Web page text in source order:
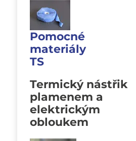
Pomocné
materiály
TS
Termický nástřik
plamenem a
elektrickým
obloukem